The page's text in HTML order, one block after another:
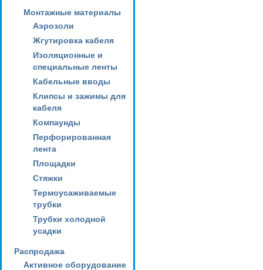
Монтажные материалы
Аэрозоли
Жгутировка кабеля
Изоляционные и
специальные ленты
Кабельные вводы
Клипсы и зажимы для
кабеля
Компаунды
Перфорированная
лента
Площадки
Стяжки
Термоусаживаемые
трубки
Трубки холодной
усадки
Распродажа
Активное оборудование